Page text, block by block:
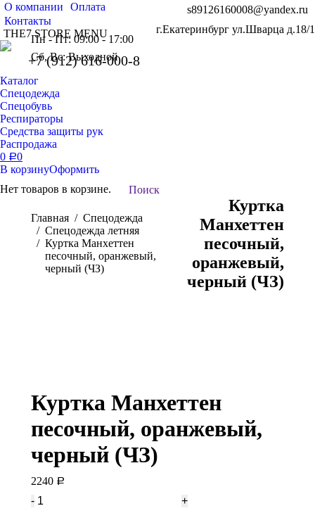
О компании
Оплата
Контакты
THE7 STORE MENU
s89126160008@yandex.ru
г.Екатеринбург ул.Шварца д.18/1
Пн - Пт: 09:00 - 17:00
Сб, Вс: Выходной
+7 (912) 616-000-8
Каталог
Спецодежда
Спецобувь
Респираторы
Средства защиты рук
Распродажа
0 Р0
В корзинуОформить
Нет товаров в корзине.
Поиск:
Поиск
Вы здесь:
Главная
Спецодежда
Спецодежда летняя
Куртка Манхеттен
песочный, оранжевый,
черный (ЧЗ)
Куртка
Манхеттен
песочный,
оранжевый,
черный (ЧЗ)
Куртка Манхеттен
песочный, оранжевый,
черный (ЧЗ)
2240 Р
Количество